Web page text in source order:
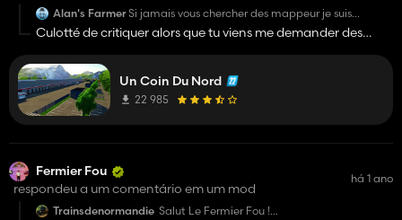
Alan's FarmerSi jamais vous chercher des mappeur je suis
présent §
Culotté de critiquer alors que tu viens me demander des
Un Coin Du Nord
22 985
Fermier Fou
respondeu a um comentário em um mod
há 1 ano
Trainsdenormandie Salut Le Fermier Fou !